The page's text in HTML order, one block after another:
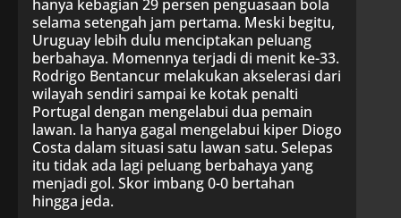
hanya kebagian 29 persen penguasaan bola
selama setengah jam pertama. Meski begitu,
Uruguay lebih dulu menciptakan peluang
berbahaya. Momennya terjadi di menit ke-33.
Rodrigo Bentancur melakukan akselerasi dari
wilayah sendiri sampai ke kotak penalti
Portugal dengan mengelabui dua pemain
lawan. Ia hanya gagal mengelabui kiper Diogo
Costa dalam situasi satu lawan satu. Selepas
itu tidak ada lagi peluang berbahaya yang
menjadi gol. Skor imbang 0-0 bertahan
hingga jeda.